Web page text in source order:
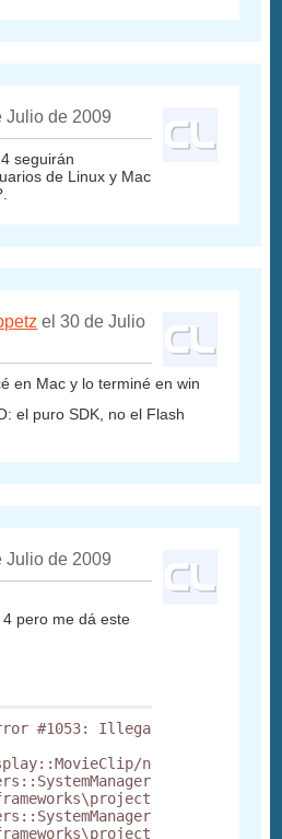
Julio de 2009
seguirán
de Linux y Mac
el 30 de Julio
en Mac y lo terminé en win
el puro SDK, no el Flash
Julio de 2009
pero me dá este
#1053: Illegal override of z
nextFrame()